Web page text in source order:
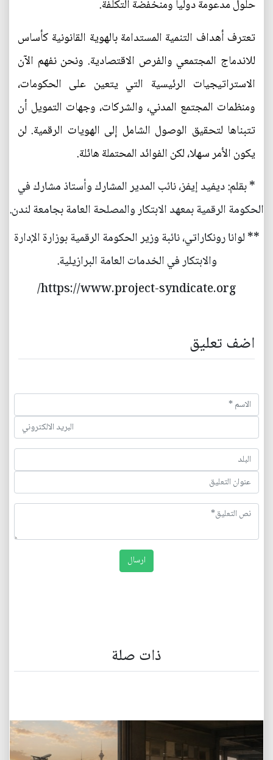
حلول مدعومة دوليا ومنخفضة التكلفة.
تعترف أهداف التنمية المستدامة بالهوية القانونية كأساس
للاندماج المجتمعي والفرص الاقتصادية. ونحن نفهم الآن
الاستراتيجيات الرئيسية التي يتعين على الحكومات،
ومنظمات المجتمع المدني، والشركات، وجهات التمويل أن
تتبناها لتحقيق الوصول الشامل إلى الهويات الرقمية. لن
يكون الأمر سهلا، لكن الفوائد المحتملة هائلة.
* بقلم: ديفيد إيفز، نائب المدير المشارك وأستاذ مشارك في
الحكومة الرقمية بمعهد الابتكار والمصلحة العامة بجامعة لندن.
** لوانا رونكاراتي، نائبة وزير الحكومة الرقمية بوزارة الإدارة
والابتكار في الخدمات العامة البرازيلية.
https://www.project-syndicate.org/
اضف تعليق
ذات صلة